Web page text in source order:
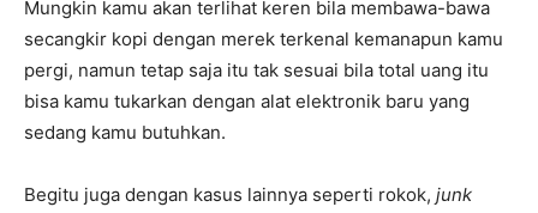
Mungkin kamu akan terlihat keren bila membawa-bawa
secangkir kopi dengan merek terkenal kemanapun kamu
pergi, namun tetap saja itu tak sesuai bila total uang itu
bisa kamu tukarkan dengan alat elektronik baru yang
sedang kamu butuhkan.
Begitu juga dengan kasus lainnya seperti rokok, junk